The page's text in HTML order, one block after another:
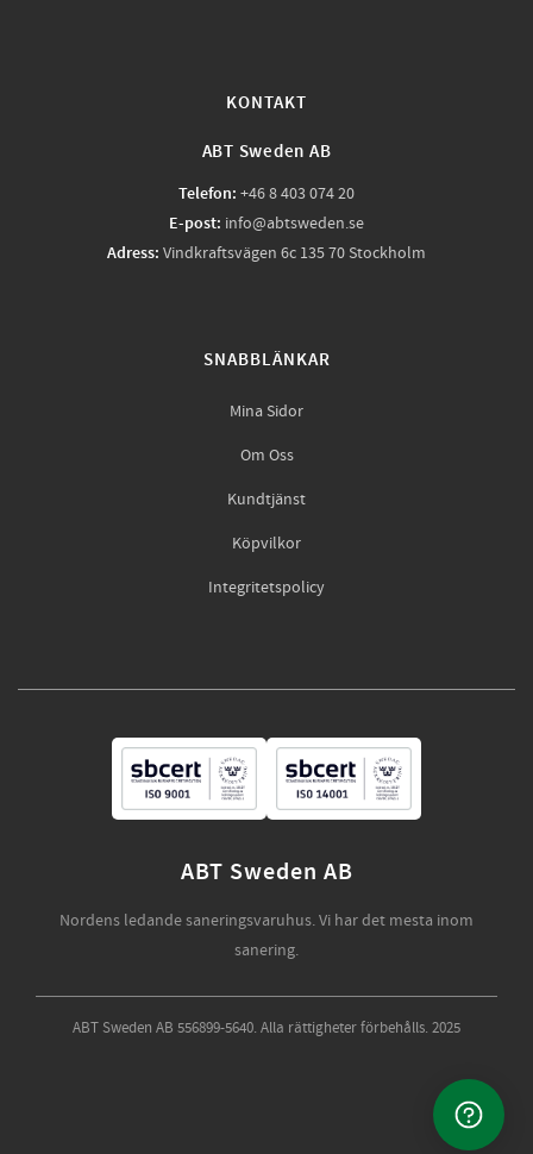
KONTAKT
ABT Sweden AB
Telefon: +46 8 403 074 20
E-post: info@abtsweden.se
Adress: Vindkraftsvägen 6c 135 70 Stockholm
SNABBLÄNKAR
Mina Sidor
Om Oss
Kundtjänst
Köpvilkor
Integritetspolicy
ABT Sweden AB
Nordens ledande saneringsvaruhus. Vi har det mesta inom
sanering.
ABT Sweden AB 556899-5640. Alla rättigheter förbehålls. 2025